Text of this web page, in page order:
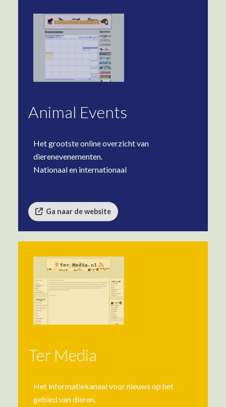
Animal Events
Het grootste online overzicht van
dierenevenementen.
Nationaal en internationaal
Ga naar de website
Ter Media
Het informatiekanaal voor nieuws op het
gebied van dieren.